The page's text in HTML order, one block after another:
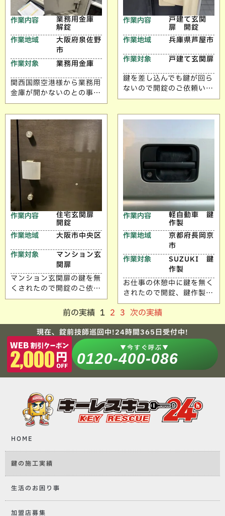
作業内容 業務用金庫
解錠
作業地域
大阪府泉佐野
市
作業対象
業務用金庫
関西国際空港様から業務用
金庫が開かないのとの事で
解錠のご依頼いただきまし
た。 ご依頼ありがとうご
ざいます。
作業内容 戸建て玄関
扉 開錠
作業地域
兵庫県芦屋市
作業対象
戸建て玄関扉
鍵を差し込んでも鍵が回ら
ないので開錠のご依頼いた
だきました。 10年以上同
穴が固着しスペアキーも1
い鍵に交換させていただき
ました。 ご依頼ありがと
うございます。
作業内容 住宅玄関扉
開錠
作業地域
大阪市中央区
作業対象
マンション玄
関扉
マンション玄関扉の鍵を無
くされたので開錠のご依頼
いただきました。 すぐに
開けられて喜んでいただき
良かったです。 ご依頼あり
がとうございます。
作業内容 軽自動車 鍵
作製
作業地域
京都府長岡京
市
作業対象
SUZUKI 鍵
作製
お仕事の休憩中に鍵を無く
されたので開錠、鍵作製の
ご依頼いただきました。
鍵穴が固着しお時間掛かっ
てしまいましたが、無事に
お仕事に間に合っていただ
き良かったです。 ご依頼あ
りがとうございます。
前の実績 1 2 3 次の実績
現在、錠前技師巡回中!24時間365日受付中!
▼今すぐ呼ぶ▼
0120-400-086
HOME
鍵の施工実績
生活のお困り事
加盟店募集